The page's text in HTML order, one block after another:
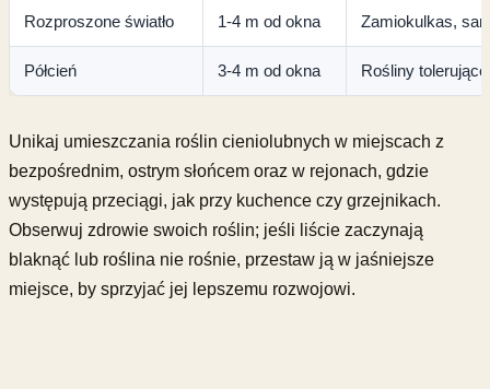
Rozproszone światło 1-4 m od okna Zamiokulkas,
Półcień 3-4 m od okna Rośliny
Unikaj umieszczania roślin cieniolubnych w miejscach z
bezpośrednim, ostrym słońcem oraz w rejonach, gdzie
występują przeciągi, jak przy kuchence czy grzejnikach.
Obserwuj zdrowie swoich roślin; jeśli liście zaczynają
blaknąć lub roślina nie rośnie, przestaw ją w jaśniejsze
miejsce, by sprzyjać jej lepszemu rozwojowi.